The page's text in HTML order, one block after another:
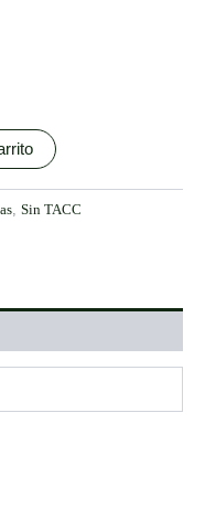
Sin TACC